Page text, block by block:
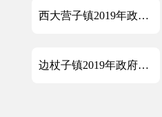
西大营子镇2019年政府信息公开工作年度报告
边杖子镇2019年政府信息公开年度报告